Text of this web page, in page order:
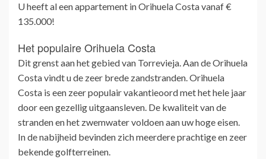
U heeft al een appartement in Orihuela Costa vanaf €
135.000!
Het populaire Orihuela Costa
Dit grenst aan het gebied van Torrevieja. Aan de Orihuela
Costa vindt u de zeer brede zandstranden. Orihuela
Costa is een zeer populair vakantieoord met het hele jaar
door een gezellig uitgaansleven. De kwaliteit van de
stranden en het zwemwater voldoen aan uw hoge eisen.
In de nabijheid bevinden zich meerdere prachtige en zeer
bekende golfterreinen.